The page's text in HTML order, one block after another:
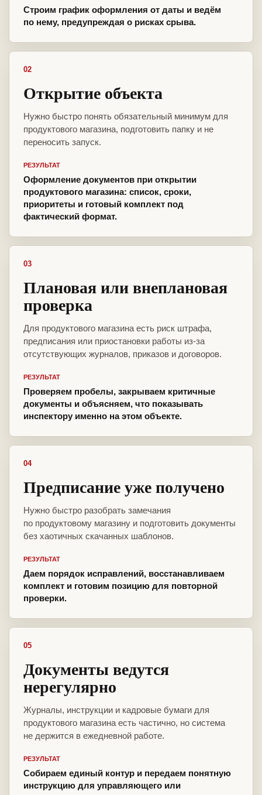
Строим график оформления от даты и ведём
по нему, предупреждая о рисках срыва.
02
Открытие объекта
Нужно быстро понять обязательный минимум для
продуктового магазина, подготовить папку и не
переносить запуск.
РЕЗУЛЬТАТ
Оформление документов при открытии
продуктового магазина: список, сроки,
приоритеты и готовый комплект под
фактический формат.
03
Плановая или внеплановая
проверка
Для продуктового магазина есть риск штрафа,
предписания или приостановки работы из-за
отсутствующих журналов, приказов и договоров.
РЕЗУЛЬТАТ
Проверяем пробелы, закрываем критичные
документы и объясняем, что показывать
инспектору именно на этом объекте.
04
Предписание уже получено
Нужно быстро разобрать замечания
по продуктовому магазину и подготовить документы
без хаотичных скачанных шаблонов.
РЕЗУЛЬТАТ
Даем порядок исправлений, восстанавливаем
комплект и готовим позицию для повторной
проверки.
05
Документы ведутся
нерегулярно
Журналы, инструкции и кадровые бумаги для
продуктового магазина есть частично, но система
не держится в ежедневной работе.
РЕЗУЛЬТАТ
Собираем единый контур и передаем понятную
инструкцию для управляющего или